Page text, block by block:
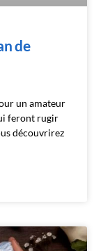
de
un amateur
feront rugir
découvrirez